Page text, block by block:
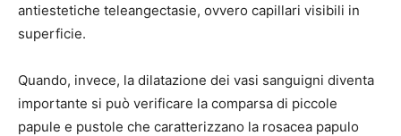
antiestetiche teleangectasie, ovvero capillari visibili in
superficie.
Quando, invece, la dilatazione dei vasi sanguigni diventa
importante si può verificare la comparsa di piccole
papule e pustole che caratterizzano la rosacea papulo